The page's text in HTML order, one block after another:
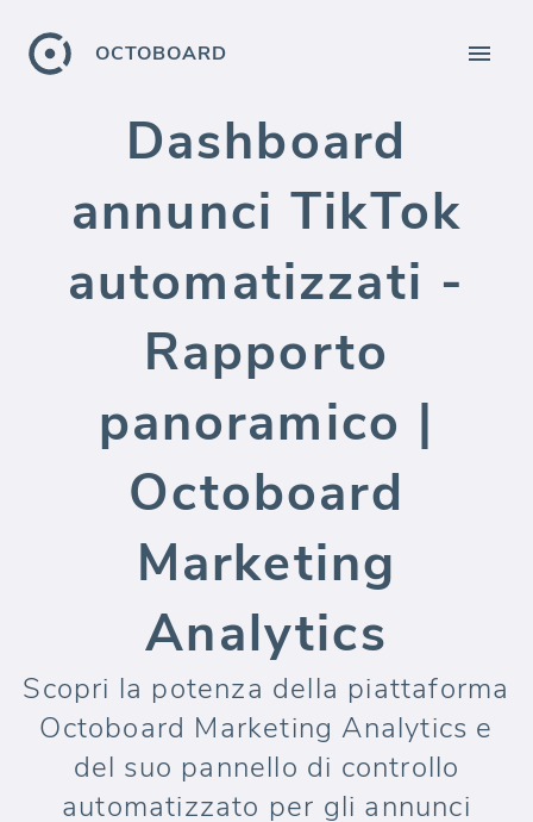
OCTOBOARD
Dashboard
annunci TikTok
automatizzati -
Rapporto
panoramico |
Octoboard
Marketing
Analytics
Scopri la potenza della piattaforma
Octoboard Marketing Analytics e
del suo pannello di controllo
automatizzato per gli annunci